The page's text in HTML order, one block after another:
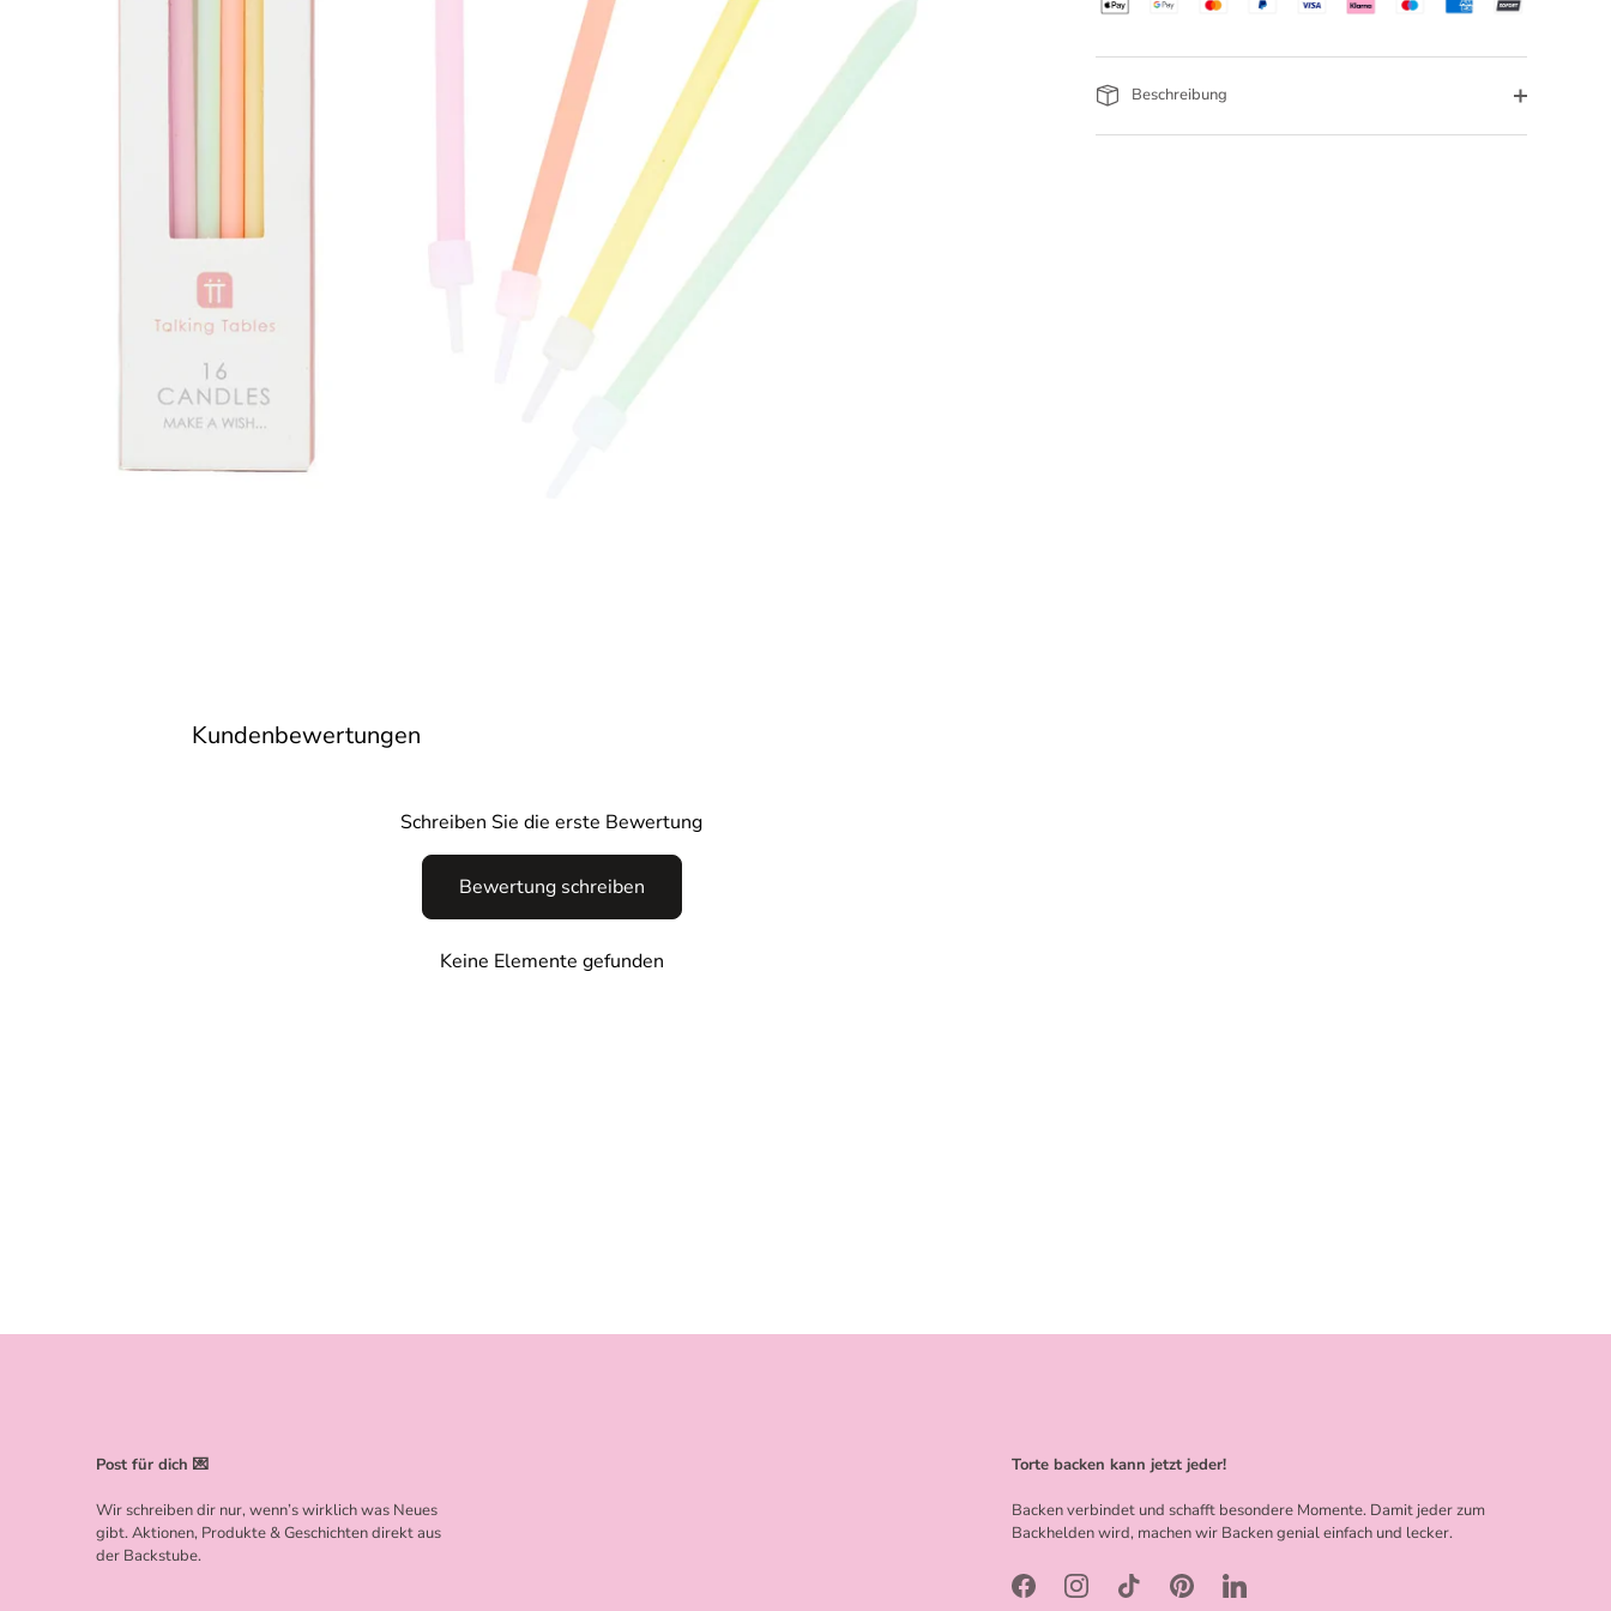
Beschreibung
Kundenbewertungen
Schreiben Sie die erste Bewertung
Bewertung schreiben
Keine Elemente gefunden
Post für dich 💌
Wir schreiben dir nur, wenn’s wirklich was Neues
gibt. Aktionen, Produkte & Geschichten direkt aus
der Backstube.
Torte backen kann jetzt jeder!
Backen verbindet und schafft besondere Momente. Damit jeder zum
Backhelden wird, machen wir Backen genial einfach und lecker.